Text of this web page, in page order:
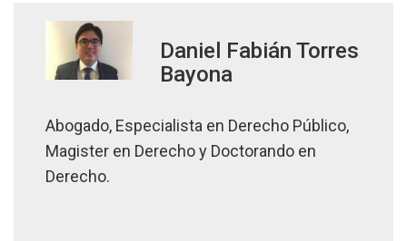
Daniel Fabián Torres
Bayona
Abogado, Especialista en Derecho Público,
Magister en Derecho y Doctorando en
Derecho.